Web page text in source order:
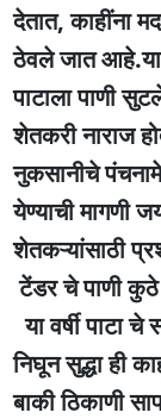
देतात, काहींना
ठेवले जात आहे.या
पाटाला पाणी
शेतकरी नाराज
नुकसानीचे
येण्याची मागणी
शेतकऱ्यांसाठी
टेंडर चे पाणी
या वर्षी पाटा
निघून सुद्धा ही
बाकी ठिकाणी